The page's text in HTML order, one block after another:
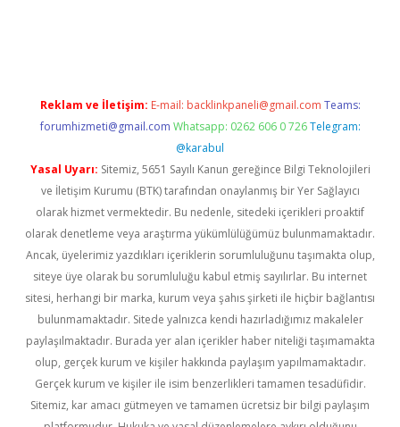
Reklam ve İletişim: E-mail: backlinkpaneli@gmail.com Teams:
forumhizmeti@gmail.com Whatsapp: 0262 606 0 726 Telegram:
@karabul
Yasal Uyarı: Sitemiz, 5651 Sayılı Kanun gereğince Bilgi Teknolojileri
ve İletişim Kurumu (BTK) tarafından onaylanmış bir Yer Sağlayıcı
olarak hizmet vermektedir. Bu nedenle, sitedeki içerikleri proaktif
olarak denetleme veya araştırma yükümlülüğümüz bulunmamaktadır.
Ancak, üyelerimiz yazdıkları içeriklerin sorumluluğunu taşımakta olup,
siteye üye olarak bu sorumluluğu kabul etmiş sayılırlar. Bu internet
sitesi, herhangi bir marka, kurum veya şahıs şirketi ile hiçbir bağlantısı
bulunmamaktadır. Sitede yalnızca kendi hazırladığımız makaleler
paylaşılmaktadır. Burada yer alan içerikler haber niteliği taşımamakta
olup, gerçek kurum ve kişiler hakkında paylaşım yapılmamaktadır.
Gerçek kurum ve kişiler ile isim benzerlikleri tamamen tesadüfidir.
Sitemiz, kar amacı gütmeyen ve tamamen ücretsiz bir bilgi paylaşım